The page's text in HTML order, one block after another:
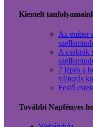
Kiemelt
Az ember
A csakrák
7 lépés a
változás
Festő
További Napfényes